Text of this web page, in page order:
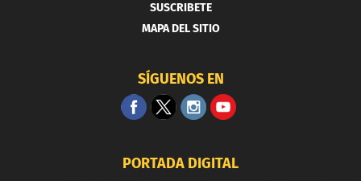
SUSCRIBETE
MAPA DEL SITIO
SÍGUENOS EN
PORTADA DIGITAL